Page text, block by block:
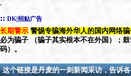
:: DK|招贴广告
长期警示 警惕专骗海外华人的国内网络
必为骗子 （骗子其实根本不在外国）；
码）。
这个链接是丹麦的一则新闻采访，告诉